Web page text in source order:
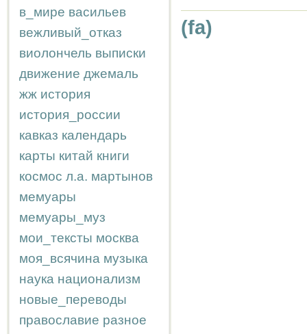
в_мире васильев
вежливый_отказ
виолончель выписки
движение джемаль
жж история
история_россии
кавказ календарь
карты китай книги
космос л.а. мартынов
мемуары
мемуары_муз
мои_тексты москва
моя_всячина музыка
наука национализм
новые_переводы
православие разное
(fa)